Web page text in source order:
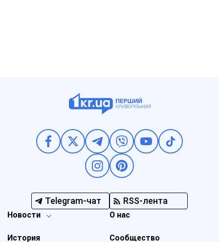
Telegram-чат RSS-лента
Новости
История
О нас
Сообщество